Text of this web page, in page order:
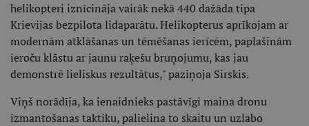
helikopteri iznīcināja vairāk nekā 440 dažāda tipa
Krievijas bezpilota lidaparātu. Helikopterus aprīkojam ar
modernām atklāšanas un tēmēšanas ierīcēm, paplašinām
ieroču klāstu ar jaunu raķešu bruņojumu, kas jau
demonstrē lieliskus rezultātus," paziņoja Sirskis.
Viņš norādīja, ka ienaidnieks pastāvīgi maina dronu
izmantošanas taktiku, palielina to skaitu un uzlabo